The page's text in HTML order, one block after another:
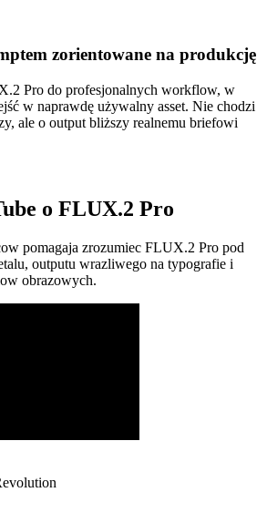
zorientowane na produkcję
Pro do profesjonalnych workflow, w
w naprawdę używalny asset. Nie chodzi
ale o output bliższy realnemu briefowi
o FLUX.2 Pro
pomagaja zrozumiec FLUX.2 Pro pod
outputu wrazliwego na typografie i
obrazowych.